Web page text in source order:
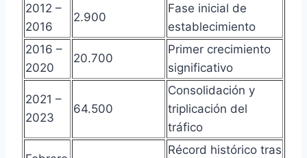
2012 –
2016
2.900
Fase inicial de
establecimiento
2016 –
2020
20.700
Primer crecimiento
significativo
2021 –
2023
64.500
Consolidación y
triplicación del
tráfico
Récord histórico tras